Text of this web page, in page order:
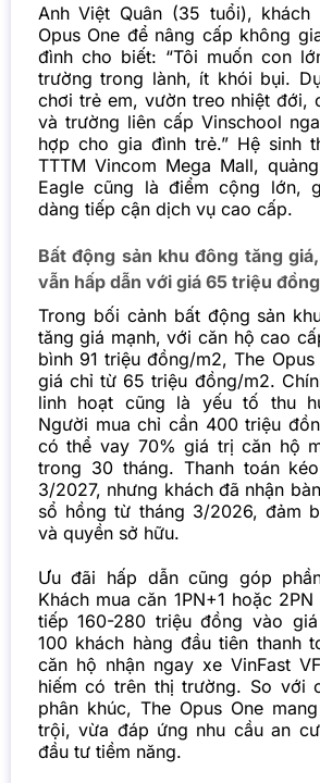
Anh Việt Quân (35 tuổi), khách
Opus One để nâng cấp không
đình cho biết: “Tôi muốn con
trường trong lành, ít khói bụi.
chơi trẻ em, vườn treo nhiệt đới,
và trường liên cấp Vinschool
hợp cho gia đình trẻ.” Hệ sinh
TTTM Vincom Mega Mall,
Eagle cũng là điểm cộng lớn,
dàng tiếp cận dịch vụ cao cấp.
Bất động sản khu đông tăng
vẫn hấp dẫn với giá 65 triệu
Trong bối cảnh bất động sản
tăng giá mạnh, với căn hộ cao
bình 91 triệu đồng/m2, The
giá chỉ từ 65 triệu đồng/m2.
linh hoạt cũng là yếu tố thu
Người mua chỉ cần 400 triệu
có thể vay 70% giá trị căn hộ
trong 30 tháng. Thanh toán
3/2027, nhưng khách đã nhận
sổ hồng từ tháng 3/2026, đảm
và quyền sở hữu.
Ưu đãi hấp dẫn cũng góp
Khách mua căn 1PN+1 hoặc
tiếp 160-280 triệu đồng vào
100 khách hàng đầu tiên thanh
căn hộ nhận ngay xe VinFast
hiếm có trên thị trường. So với
phân khúc, The Opus One
trội, vừa đáp ứng nhu cầu an
đầu tư tiềm năng.